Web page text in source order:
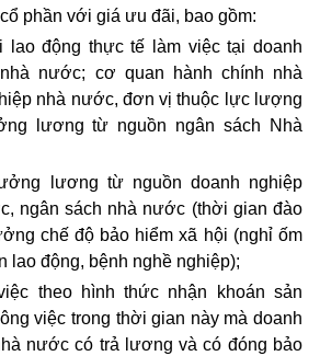
phần với giá ưu đãi, bao gồm:
động thực tế làm việc tại doanh
nước; cơ quan hành chính nhà
nhà nước, đơn vị thuộc lực lượng
lương từ nguồn ngân sách Nhà
lương từ nguồn doanh nghiệp
ngân sách nhà nước (thời gian đào
chế độ bảo hiểm xã hội (nghỉ ốm
lao động, bệnh nghề nghiệp);
theo hình thức nhận khoán sản
việc trong thời gian này mà doanh
nước có trả lương và có đóng bảo